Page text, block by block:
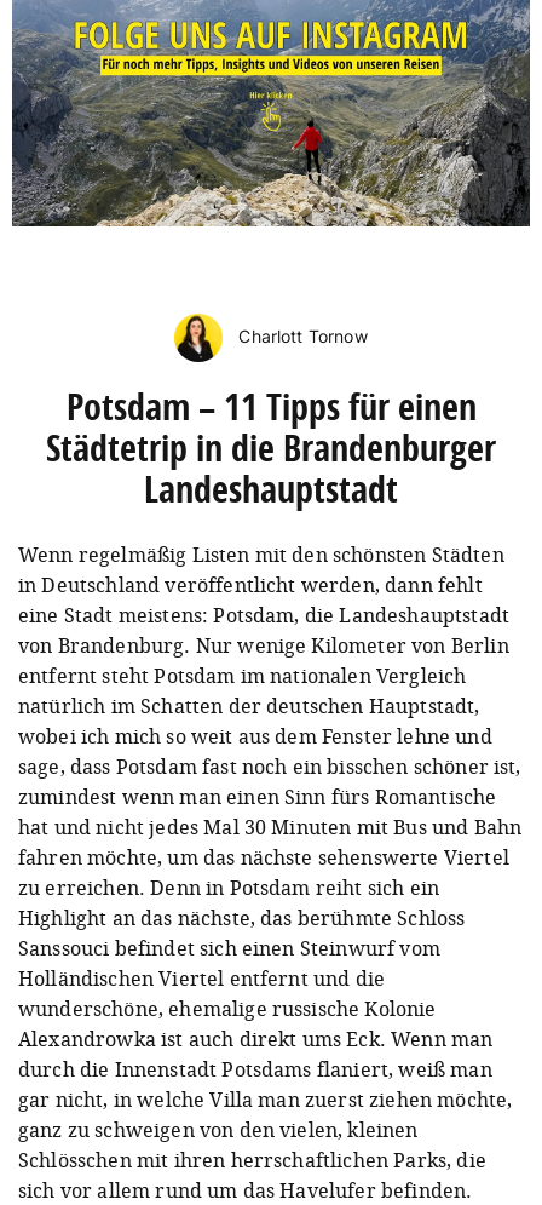
Charlott Tornow
Potsdam – 11 Tipps für einen
Städtetrip in die Brandenburger
Landeshauptstadt
Wenn regelmäßig Listen mit den schönsten Städten
in Deutschland veröffentlicht werden, dann fehlt
eine Stadt meistens: Potsdam, die Landeshauptstadt
von Brandenburg. Nur wenige Kilometer von Berlin
entfernt steht Potsdam im nationalen Vergleich
natürlich im Schatten der deutschen Hauptstadt,
wobei ich mich so weit aus dem Fenster lehne und
sage, dass Potsdam fast noch ein bisschen schöner ist,
zumindest wenn man einen Sinn fürs Romantische
hat und nicht jedes Mal 30 Minuten mit Bus und Bahn
fahren möchte, um das nächste sehenswerte Viertel
zu erreichen. Denn in Potsdam reiht sich ein
Highlight an das nächste, das berühmte Schloss
Sanssouci befindet sich einen Steinwurf vom
Holländischen Viertel entfernt und die
wunderschöne, ehemalige russische Kolonie
Alexandrowka ist auch direkt ums Eck. Wenn man
durch die Innenstadt Potsdams flaniert, weiß man
gar nicht, in welche Villa man zuerst ziehen möchte,
ganz zu schweigen von den vielen, kleinen
Schlösschen mit ihren herrschaftlichen Parks, die
sich vor allem rund um das Havelufer befinden.